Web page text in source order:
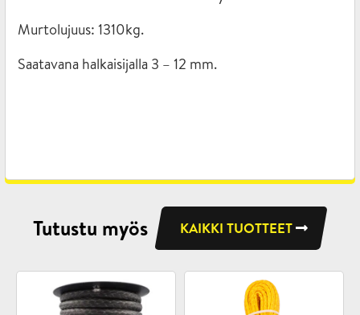
Murtolujuus: 1310kg.
Saatavana halkaisijalla 3 – 12 mm.
Tutustu myös KAIKKI TUOTTEET